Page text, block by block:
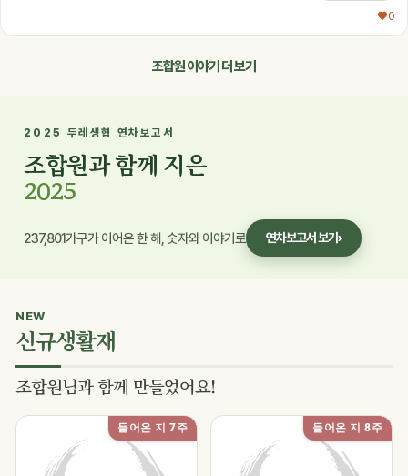
♥ 0
조합원 이야기 더 보기
2025 두레생협 연차보고서
조합원과 함께 지은
2025
237,801가구가 이어온 한 해, 숫자와 이야기로 연차보고서 보기 ›
NEW
신규생활재
조합원님과 함께 만들었어요!
들어온 지 7주 들어온 지 8주